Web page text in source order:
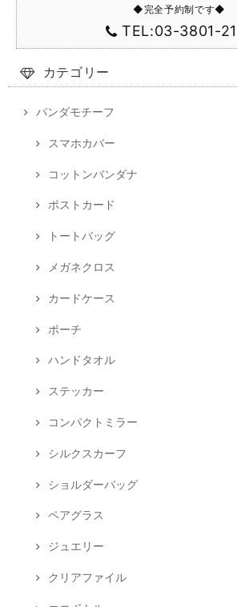
◆完全予約制です◆
TEL:03-3801-
カテゴリー
パンダモチーフ
スマホカバー
コットンバンダナ
ポストカード
トートバッグ
メガネクロス
カードケース
ポーチ
ハンドタオル
ステッカー
コンパクトミラー
シルクスカーフ
ショルダーバッグ
ペアグラス
ジュエリー
クリアファイル